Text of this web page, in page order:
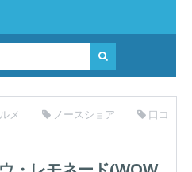
メ ノースショア 口コ